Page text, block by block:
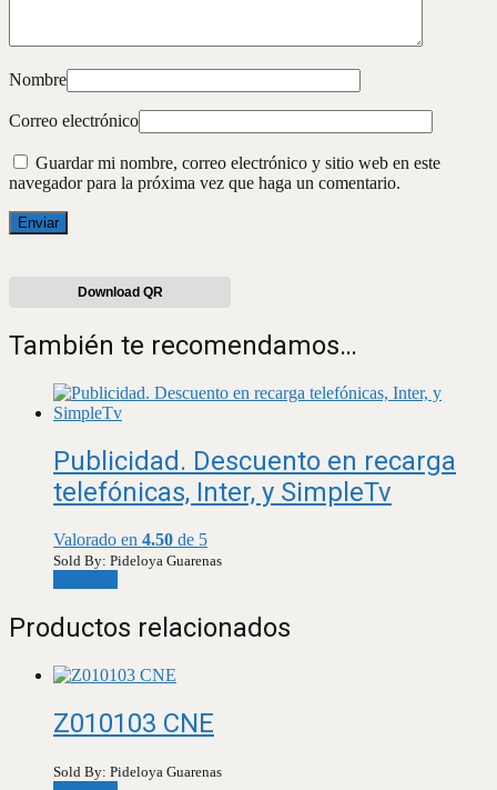
Nombre
Correo electrónico
Guardar mi nombre, correo electrónico y sitio web en este
navegador para la próxima vez que haga un comentario.
Download QR
También te recomendamos…
Publicidad. Descuento en recarga
telefónicas, Inter, y SimpleTv
Valorado en 4.50 de 5
Sold By: Pideloya Guarenas
Productos relacionados
Z010103 CNE
Sold By: Pideloya Guarenas